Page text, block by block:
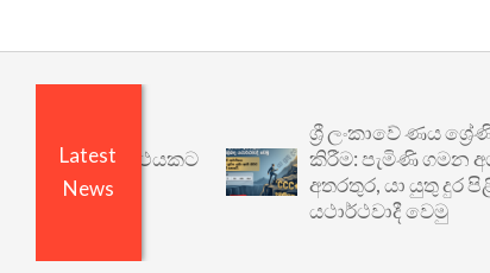
Latest
News
යථාර්ථයකට
ශ්‍රී ලංකාවේ ණය ශ්‍රේණිගත
කිරීම: පැමිණි ගමන අගයන
අතරතුර, යා යුතු දුර පිළිබඳ
යථාර්ථවාදී වෙමු